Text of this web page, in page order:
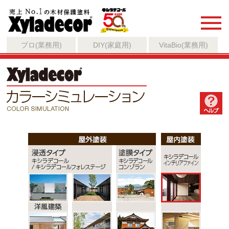
プロ(業務用) DIY(家庭用) VitaBio(業務用)